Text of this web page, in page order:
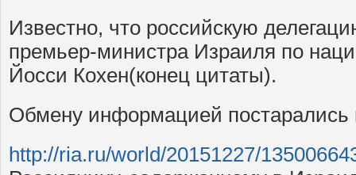
Известно, что российскую
премьер-министра Израиля по
Йосси Кохен(конец цитаты).
Обмену информацией
http://ria.ru/world/20151227/